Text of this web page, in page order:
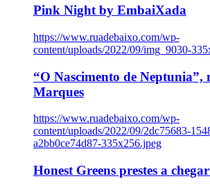
Pink Night by EmbaiXada
https://www.ruadebaixo.com/wp-
content/uploads/2022/09/img_9030-
“O Nascimento de Neptunia”,
Marques
https://www.ruadebaixo.com/wp-
content/uploads/2022/09/2dc75683-
a2bb0ce74d87-335x256.jpeg
Honest Greens prestes a